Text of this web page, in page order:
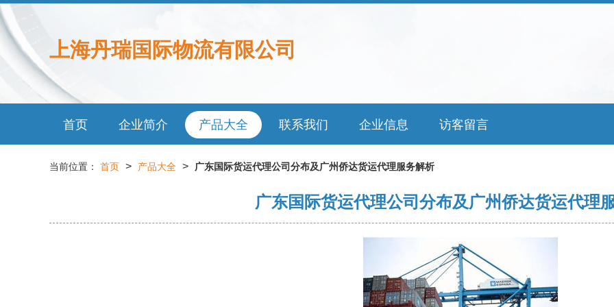
上海丹瑞国际物流有限公司
首页 企业简介 产品大全 联系我们 企业信息 访客留言
当前位置： 首页 > 产品大全 > 广东国际货运代理公司分布及广州侨达货运代理服务解析
广东国际货运代理公司分布及广州侨达货运代理